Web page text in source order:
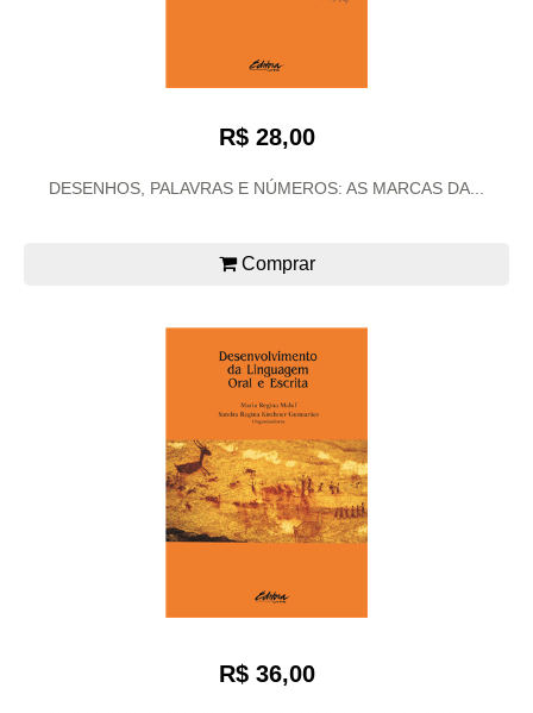
R$ 28,00
DESENHOS, PALAVRAS E NÚMEROS: AS MARCAS DA...
Comprar
R$ 36,00